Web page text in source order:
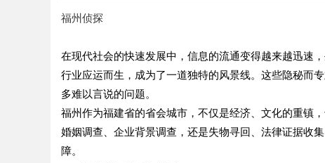
福州侦探
在现代社会的快速发展中，信息的流通变得越来越迅速
行业应运而生，成为了一道独特的风景线。这些隐秘而
多难以言说的问题。
福州作为福建省的省会城市，不仅是经济、文化的重镇
婚姻调查、企业背景调查，还是失物寻回、法律证据收
障。